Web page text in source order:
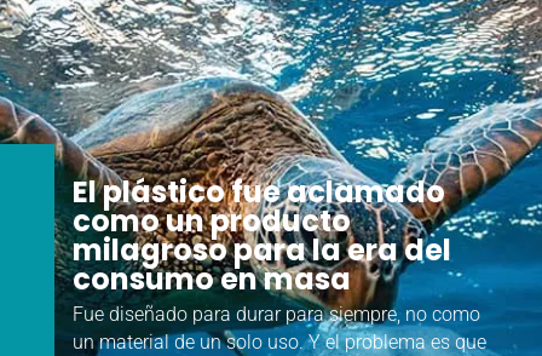
El plástico fue aclamado
como un producto
milagroso para la era del
consumo en masa
Fue diseñado para durar para siempre, no como
un material de un solo uso. Y el problema es que